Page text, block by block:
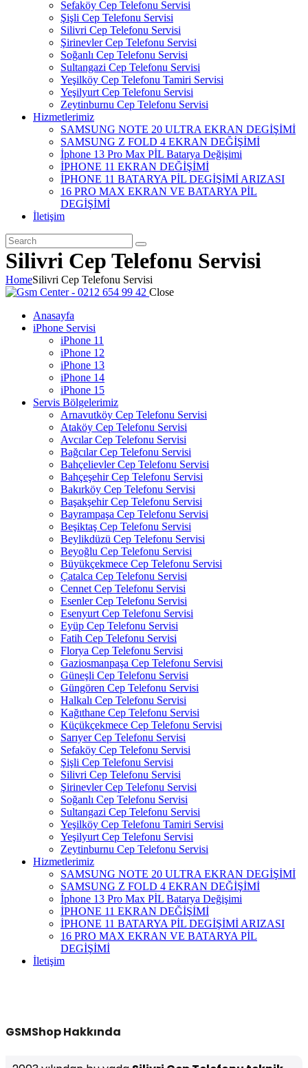
Sefaköy Cep Telefonu Servisi
Şişli Cep Telefonu Servisi
Silivri Cep Telefonu Servisi
Şirinevler Cep Telefonu Servisi
Soğanlı Cep Telefonu Servisi
Sultangazi Cep Telefonu Servisi
Yeşilköy Cep Telefonu Tamiri Servisi
Yeşilyurt Cep Telefonu Servisi
Zeytinburnu Cep Telefonu Servisi
Hizmetlerimiz
SAMSUNG NOTE 20 ULTRA EKRAN DEGİŞİMİ
SAMSUNG Z FOLD 4 EKRAN DEĞİŞİMİ
İphone 13 Pro Max PİL Batarya Değişimi
İPHONE 11 EKRAN DEĞİŞİMİ
İPHONE 11 BATARYA PİL DEGİŞİMİ ARIZASI
16 PRO MAX EKRAN VE BATARYA PİL
DEGİŞİMİ
İletişim
Silivri Cep Telefonu Servisi
HomeSilivri Cep Telefonu Servisi
Close
Anasayfa
iPhone Servisi
iPhone 11
iPhone 12
iPhone 13
iPhone 14
iPhone 15
Servis Bölgelerimiz
Arnavutköy Cep Telefonu Servisi
Ataköy Cep Telefonu Servisi
Avcılar Cep Telefonu Servisi
Bağcılar Cep Telefonu Servisi
Bahçelievler Cep Telefonu Servisi
Bahçeşehir Cep Telefonu Servisi
Bakırköy Cep Telefonu Servisi
Başakşehir Cep Telefonu Servisi
Bayrampaşa Cep Telefonu Servisi
Beşiktaş Cep Telefonu Servisi
Beylikdüzü Cep Telefonu Servisi
Beyoğlu Cep Telefonu Servisi
Büyükçekmece Cep Telefonu Servisi
Çatalca Cep Telefonu Servisi
Cennet Cep Telefonu Servisi
Esenler Cep Telefonu Servisi
Esenyurt Cep Telefonu Servisi
Eyüp Cep Telefonu Servisi
Fatih Cep Telefonu Servisi
Florya Cep Telefonu Servisi
Gaziosmanpaşa Cep Telefonu Servisi
Güneşli Cep Telefonu Servisi
Güngören Cep Telefonu Servisi
Halkalı Cep Telefonu Servisi
Kağıthane Cep Telefonu Servisi
Küçükçekmece Cep Telefonu Servisi
Sarıyer Cep Telefonu Servisi
Sefaköy Cep Telefonu Servisi
Şişli Cep Telefonu Servisi
Silivri Cep Telefonu Servisi
Şirinevler Cep Telefonu Servisi
Soğanlı Cep Telefonu Servisi
Sultangazi Cep Telefonu Servisi
Yeşilköy Cep Telefonu Tamiri Servisi
Yeşilyurt Cep Telefonu Servisi
Zeytinburnu Cep Telefonu Servisi
Hizmetlerimiz
SAMSUNG NOTE 20 ULTRA EKRAN DEGİŞİMİ
SAMSUNG Z FOLD 4 EKRAN DEĞİŞİMİ
İphone 13 Pro Max PİL Batarya Değişimi
İPHONE 11 EKRAN DEĞİŞİMİ
İPHONE 11 BATARYA PİL DEGİŞİMİ ARIZASI
16 PRO MAX EKRAN VE BATARYA PİL
DEGİŞİMİ
İletişim
GSMShop Hakkında